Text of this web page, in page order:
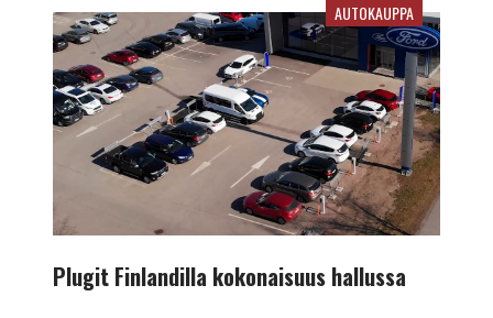
Plugit
Finlandilla
kokonaisuus
hallussa
AUTOKAUPPA
Plugit Finlandilla kokonaisuus hallussa